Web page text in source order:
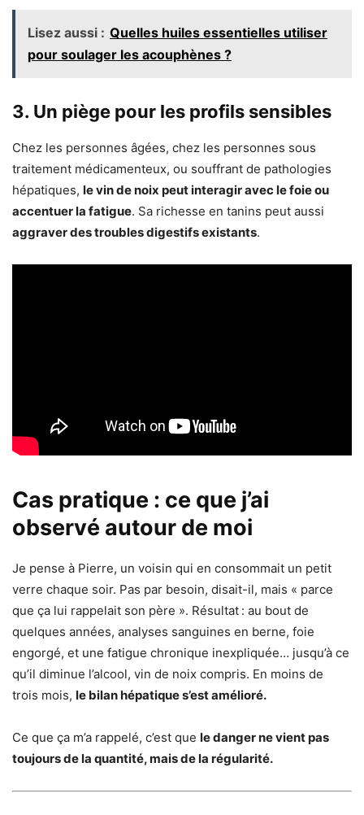
Lisez aussi : Quelles huiles essentielles utiliser
pour soulager les acouphènes ?
3. Un piège pour les profils sensibles
Chez les personnes âgées, chez les personnes sous
traitement médicamenteux, ou souffrant de pathologies
hépatiques, le vin de noix peut interagir avec le foie ou
accentuer la fatigue. Sa richesse en tanins peut aussi
aggraver des troubles digestifs existants.
Cas pratique : ce que j’ai
observé autour de moi
Je pense à Pierre, un voisin qui en consommait un petit
verre chaque soir. Pas par besoin, disait-il, mais « parce
que ça lui rappelait son père ». Résultat : au bout de
quelques années, analyses sanguines en berne, foie
engorgé, et une fatigue chronique inexpliquée… jusqu’à ce
qu’il diminue l’alcool, vin de noix compris. En moins de
trois mois, le bilan hépatique s’est amélioré.
Ce que ça m’a rappelé, c’est que le danger ne vient pas
toujours de la quantité, mais de la régularité.